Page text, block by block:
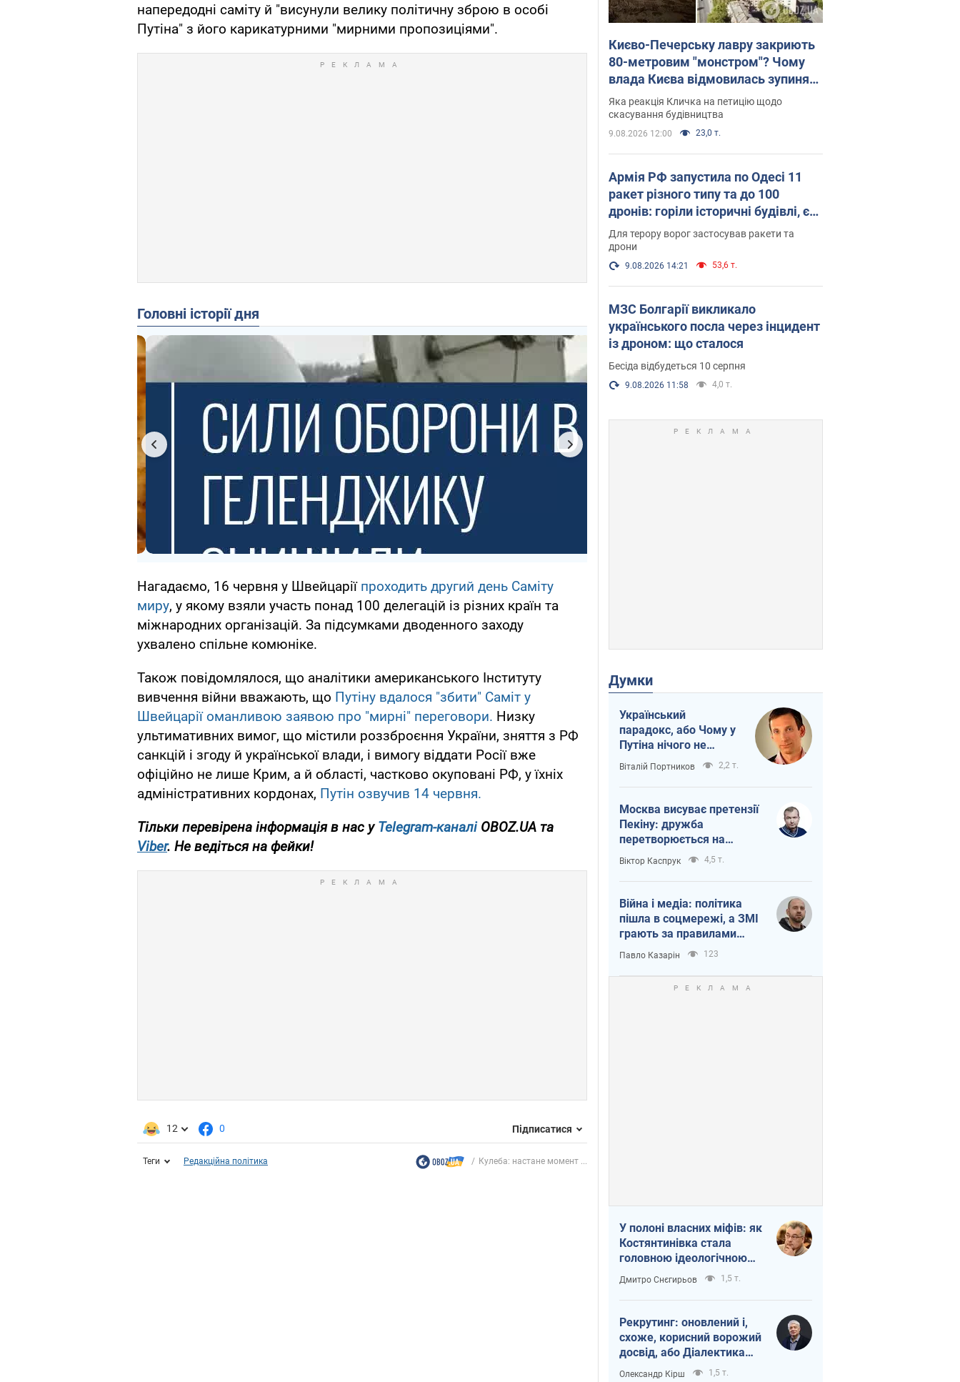
напередодні саміту й "висунули велику політичну зброю в особі
Путіна" з його карикатурними "мирними пропозиціями".
Головні історії дня
Нагадаємо, 16 червня у Швейцарії проходить другий день Саміту
миру, у якому взяли участь понад 100 делегацій із різних країн та
міжнародних організацій. За підсумками дводенного заходу
ухвалено спільне комюніке.
Також повідомлялося, що аналітики американського Інституту
вивчення війни вважають, що Путіну вдалося "збити" Саміт у
Швейцарії оманливою заявою про "мирні" переговори. Низку
ультимативних вимог, що містили роззброєння України, зняття з РФ
санкцій і згоду й української влади, і вимогу віддати Росії вже
офіційно не лише Крим, а й області, частково окуповані РФ, у їхніх
адміністративних кордонах, Путін озвучив 14 червня.
Тільки перевірена інформація в нас уTelegram-каналіOBOZ.UA та
Viber. Не ведіться на фейки!
12 0 Підписатися
Теги Редакційна політика Кулеба: настане момент ...
Києво-Печерську лавру закриють
80-метровим "монстром"? Чому
влада Києва відмовилась зупиняти
будівництво хмарочоса
"московського вірянина"
Яка реакція Кличка на петицію щодо
скасування будівництва
9.08.2026 12:00 23,0 т.
Армія РФ запустила по Одесі 11
ракет різного типу та до 100
дронів: горіли історичні будівлі, є
постраждалі. Фото та відео
Для терору ворог застосував ракети та
дрони
9.08.2026 14:21 53,6 т.
МЗС Болгарії викликало
українського посла через інцидент
із дроном: що сталося
Бесіда відбудеться 10 серпня
9.08.2026 11:58 4,0 т.
Думки
Український
парадокс, або Чому у
Путіна нічого не
вийшло з Україною
Віталій Портников 2,2 т.
Москва висуває претензії
Пекіну: дружба
перетворюється на
залежність Росії від
Китаю
Віктор Каспрук 4,5 т.
Війна і медіа: політика
пішла в соцмережі, а ЗМІ
грають за правилами
ютуб
Павло Казарін 123
У полоні власних міфів: як
Костянтинівка стала
головною ідеологічною
пасткою для російських
окупантів
Дмитро Снєгирьов 1,5 т.
Рекрутинг: оновлений і,
схоже, корисний ворожий
досвід, або Діалектика
вибагливого боягузтва
Олександр Кірш 1,5 т.